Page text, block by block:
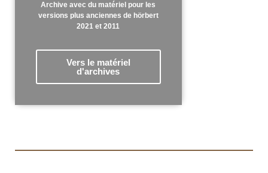
Archive avec du matériel pour les
versions plus anciennes de hörbert
2021 et 2011
Vers le matériel
d'archives